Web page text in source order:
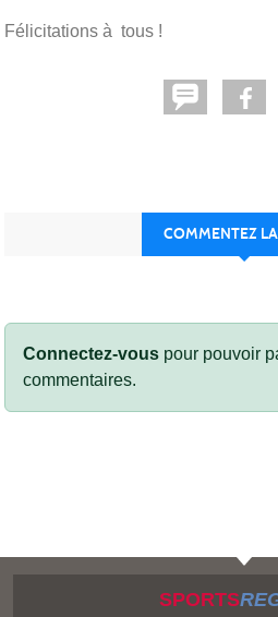
Félicitations à tous !
COMMENTEZ
Connectez-vous pour pouvoir
commentaires.
SPORTS